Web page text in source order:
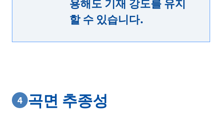
할 수 있습니다.
4 곡면 추종성